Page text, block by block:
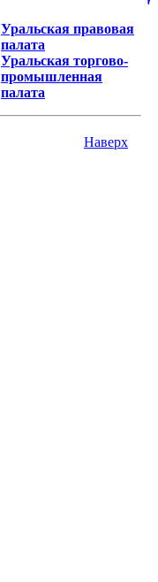
Уральская правовая
палата
Уральская торгово-
промышленная
палата
Наверх